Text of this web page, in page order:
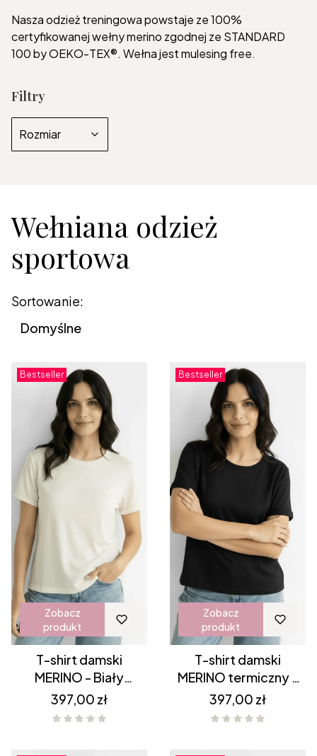
Nasza odzież treningowa powstaje ze 100%
certyfikowanej wełny merino zgodnej ze STANDARD
100 by OEKO-TEX®. Wełna jest mulesing free.
Filtry
Rozmiar
Wełniana odzież
sportowa
Lista produktów
Sortowanie:
Domyślne
Bestseller
Zobacz
produkt
T-shirt damski
MERINO - Biały
termiczny (off white)
Cena
397,00 zł
Bestseller
Zobacz
produkt
T-shirt damski
MERINO termiczny -
Czarny
Cena
397,00 zł